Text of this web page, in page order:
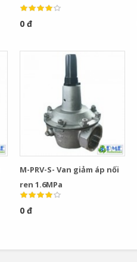
0 đ
M-PRV-S- Van giảm áp nối
ren 1.6MPa
0 đ
Van Giảm Áp Hơi TLV
COSR...
0
Van Giảm Áp Hơi TLV
COS Series...
0